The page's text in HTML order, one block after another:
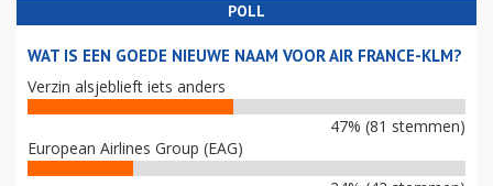
POLL
WAT IS EEN GOEDE NIEUWE NAAM VOOR AIR FRANCE-KLM?
Verzin alsjeblieft iets anders
47% (81 stemmen)
European Airlines Group (EAG)